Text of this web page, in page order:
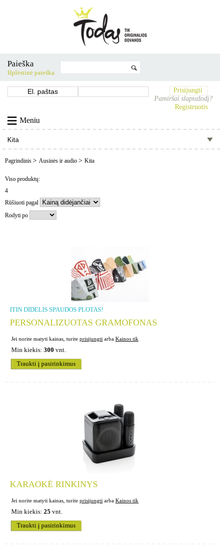
Paieška
Išplėstinė paieška
Prisijungti
Pamiršai slaptažodį?
Registruotis
Meniu
Pagrindinis > Ausinės ir audio > Kita
Viso produktų:
4
Rūšiuoti pagal
Rodyti po
ITIN DIDELIS SPAUDOS PLOTAS!
PERSONALIZUOTAS GRAMOFONAS
Jei norite matyti kainas, turite prisijungti arba Kainos tik
Min kiekis: 300 vnt.
Traukti į pasirinkimus
KARAOKĖ RINKINYS
Jei norite matyti kainas, turite prisijungti arba Kainos tik
Min kiekis: 25 vnt.
Traukti į pasirinkimus